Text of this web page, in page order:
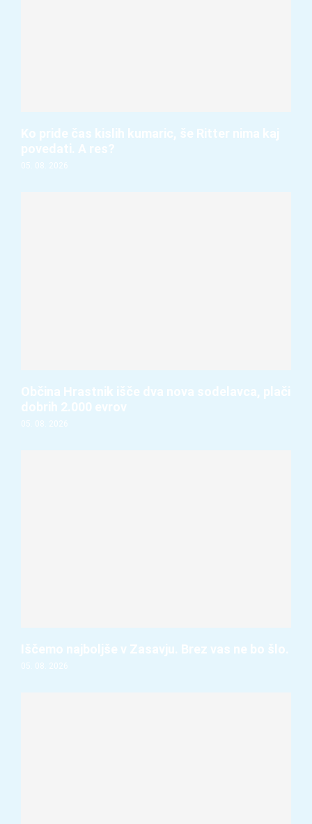
Ko pride čas kislih kumaric, še Ritter nima kaj
povedati. A res?
05. 08. 2026
Občina Hrastnik išče dva nova sodelavca, plači
dobrih 2.000 evrov
05. 08. 2026
Iščemo najboljše v Zasavju. Brez vas ne bo šlo.
05. 08. 2026